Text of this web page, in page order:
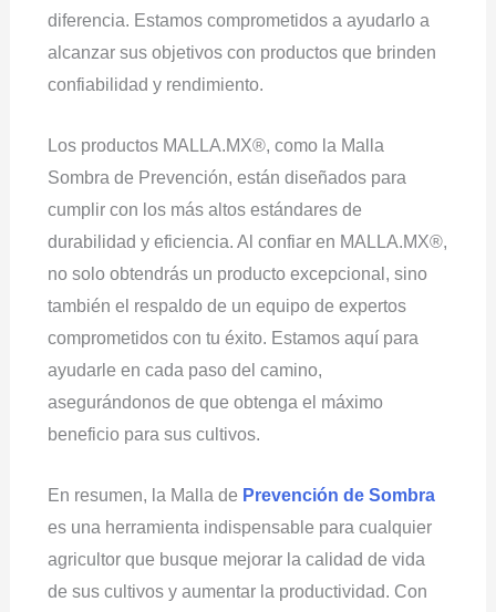
diferencia. Estamos comprometidos a ayudarlo a
alcanzar sus objetivos con productos que brinden
confiabilidad y rendimiento.
Los productos MALLA.MX®, como la Malla
Sombra de Prevención, están diseñados para
cumplir con los más altos estándares de
durabilidad y eficiencia. Al confiar en MALLA.MX®,
no solo obtendrás un producto excepcional, sino
también el respaldo de un equipo de expertos
comprometidos con tu éxito. Estamos aquí para
ayudarle en cada paso del camino,
asegurándonos de que obtenga el máximo
beneficio para sus cultivos.
En resumen, la Malla de Prevención de Sombra
es una herramienta indispensable para cualquier
agricultor que busque mejorar la calidad de vida
de sus cultivos y aumentar la productividad. Con